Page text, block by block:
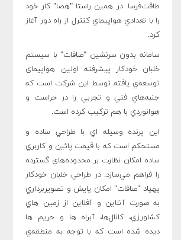
طاقت‌فرسا. در همين راستا "هصا" کار خود
را با تعدادي هواپيماي کنترل از راه دور آغاز
کرد.
سامانه بدون سرنشين "صافات" با سيستم
خلبان خودکار پيشرفته اولين هواپیمای
توسعه‌ي يافته توسط اين شرکت است که
جنبه‌هاي فني و تجربي را در حراست و
هوانوردي با هم ترکيب کرده است.
اين پرنده وسيله اي با طراحي ساده و
مستحکم است که با قيمت پائين و کاربري
ساده امکان نظارت بر محدوده‌هاي گسترده
را فراهم مي‌سازد. در طراحي خلبان خودکار
پهپاد "صافات" امکان پايش و تصويربرداري
به صورت آنلاين و آفلاين از زمين هاي
کشاورزي، کانال‌ها، آبراه ها و حريم ها
ديده شده است که با توجه به منطقه‌ي